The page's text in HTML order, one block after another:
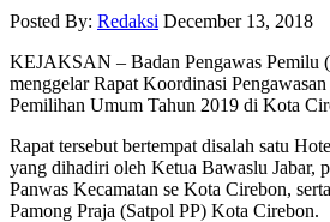
Posted By: Redaksi December 13, 2018
KEJAKSAN – Badan Pengawas Pemilu
menggelar Rapat Koordinasi
Pemilihan Umum Tahun 2019 di Kota
Rapat tersebut bertempat disalah satu
yang dihadiri oleh Ketua Bawaslu Jabar,
Panwas Kecamatan se Kota Cirebon,
Pamong Praja (Satpol PP) Kota Cirebon.